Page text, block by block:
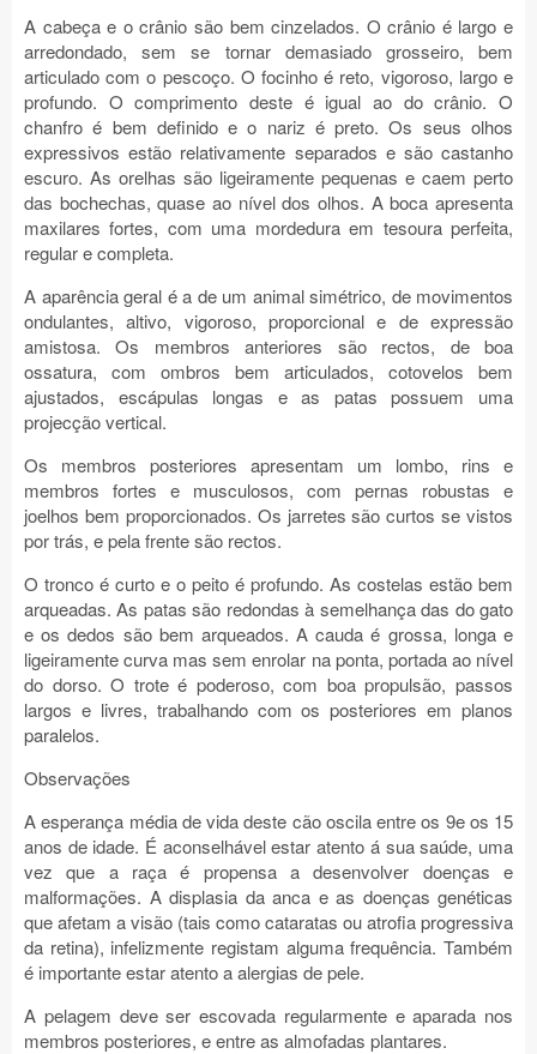
A cabeça e o crânio são bem cinzelados. O crânio é largo e
arredondado, sem se tornar demasiado grosseiro, bem
articulado com o pescoço. O focinho é reto, vigoroso, largo e
profundo. O comprimento deste é igual ao do crânio. O
chanfro é bem definido e o nariz é preto. Os seus olhos
expressivos estão relativamente separados e são castanho
escuro. As orelhas são ligeiramente pequenas e caem perto
das bochechas, quase ao nível dos olhos. A boca apresenta
maxilares fortes, com uma mordedura em tesoura perfeita,
regular e completa.
A aparência geral é a de um animal simétrico, de movimentos
ondulantes, altivo, vigoroso, proporcional e de expressão
amistosa. Os membros anteriores são rectos, de boa
ossatura, com ombros bem articulados, cotovelos bem
ajustados, escápulas longas e as patas possuem uma
projecção vertical.
Os membros posteriores apresentam um lombo, rins e
membros fortes e musculosos, com pernas robustas e
joelhos bem proporcionados. Os jarretes são curtos se vistos
por trás, e pela frente são rectos.
O tronco é curto e o peito é profundo. As costelas estão bem
arqueadas. As patas são redondas à semelhança das do gato
e os dedos são bem arqueados. A cauda é grossa, longa e
ligeiramente curva mas sem enrolar na ponta, portada ao nível
do dorso. O trote é poderoso, com boa propulsão, passos
largos e livres, trabalhando com os posteriores em planos
paralelos.
Observações
A esperança média de vida deste cão oscila entre os 9e os 15
anos de idade. É aconselhável estar atento á sua saúde, uma
vez que a raça é propensa a desenvolver doenças e
malformações. A displasia da anca e as doenças genéticas
que afetam a visão (tais como cataratas ou atrofia progressiva
da retina), infelizmente registam alguma frequência. Também
é importante estar atento a alergias de pele.
A pelagem deve ser escovada regularmente e aparada nos
membros posteriores, e entre as almofadas plantares.